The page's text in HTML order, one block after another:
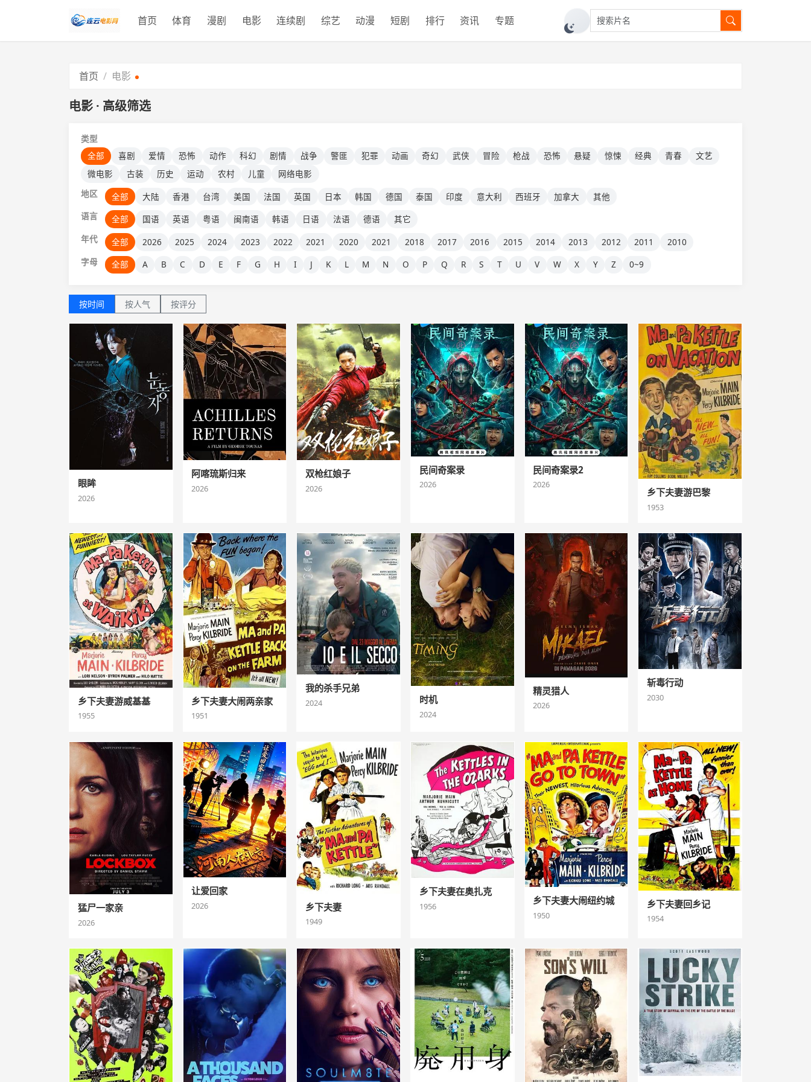
首页 体育 漫剧 电影 连续剧 综艺 动漫 短剧 排行 资讯 专题 切换深色模式
搜索片名
首页 电影
电影 · 高级筛选
类型
全部
喜剧 爱情 恐怖 动作 科幻 剧情 战争 警匪 犯罪 动画 奇幻 武侠 冒险 枪战 恐怖 悬疑 惊悚 经典 青春
文艺
微电影
古装 历史 运动 农村 儿童
网络电影
地区
全部 大陆 香港 台湾 美国 法国 英国 日本 韩国 德国 泰国 印度 意大利 西班牙 加拿大
其他
语言
全部 国语 英语 粤语 闽南语 韩语 日语 法语 德语
其它
年代
全部 2026 2025 2024 2023 2022 2021 2020 2021 2018 2017 2016 2015 2014 2013 2012 2011
2010
字母
全部 A B C D E F G H I J K L M N O P Q R S T U V W X Y Z 0~9
按时间 按人气 按评分
眼眸
2026
阿喀琉斯归来
2026
双枪红娘子
2026
民间奇案录
2026
民间奇案录2
2026
乡下夫妻游巴黎
1953
乡下夫妻游威基基
1955
乡下夫妻大闹两亲家
1951
我的杀手兄弟
2024 时机
2024
精灵猎人
2026
斩毒行动
2030
猛尸一家亲
2026
让爱回家
2026 乡下夫妻
1949
乡下夫妻在奥扎克
1956 乡下夫妻大闹纽约城
1950
乡下夫妻回乡记
1954